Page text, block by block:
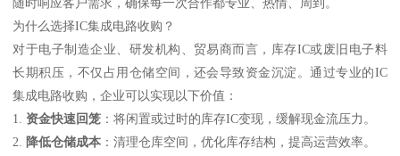
为什么选择IC集成电路收购？
对于电子制造企业、研发机构、贸易商而言，库存IC或废旧电子料
长期积压，不仅占用仓储空间，还会导致资金沉淀。通过专业的IC
集成电路收购，企业可以实现以下价值：
1. 资金快速回笼 ：将闲置或过时的库存IC变现，缓解现金流压力。
2.
降低仓储成本 ：清理仓库空间，优化库存结构，提高运营效率。